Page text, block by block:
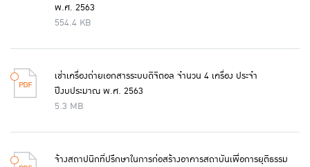
พ.ศ. 2563
554.4 KB
เช่าเครื่องถ่ายเอกสารระบบดิจิตอล จำนวน 4 เครื่อง ประจำ
ปีงบประมาณ พ.ศ. 2563
5.3 MB
จ้างสถาปนิกที่ปรึกษาในการก่อสร้างอาคารสถาบันเพื่อการยุติธรรม